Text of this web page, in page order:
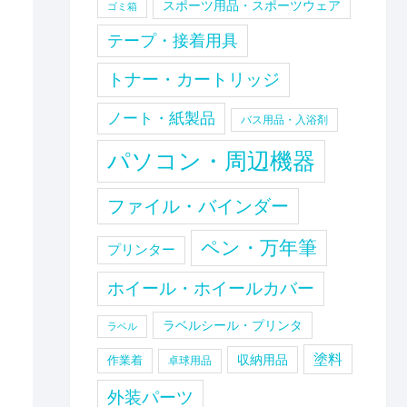
ゴミ箱 スポーツ用品・スポーツウェア
テープ・接着用具
トナー・カートリッジ
ノート・紙製品 バス用品・入浴剤
パソコン・周辺機器
ファイル・バインダー
プリンター ペン・万年筆
ホイール・ホイールカバー
ラベル ラベルシール・プリンタ
作業着 卓球用品 収納用品 塗料
外装パーツ